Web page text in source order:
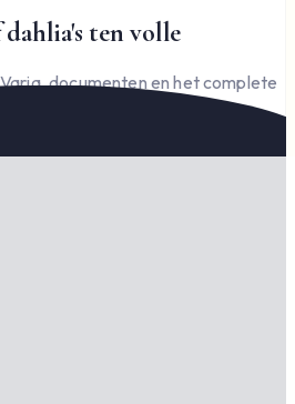
ten volle
documenten en het complete
vereniging.